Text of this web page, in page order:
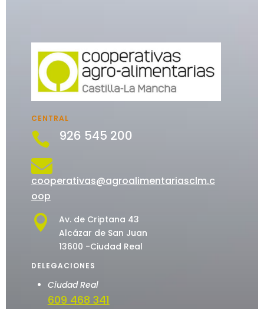
CENTRAL
 926 545 200

cooperativas@agroalimentariasclm.c
oop

Av. de Criptana 43
Alcázar de San Juan
13600 -Ciudad Real
DELEGACIONES
Ciudad Real
609 468 341